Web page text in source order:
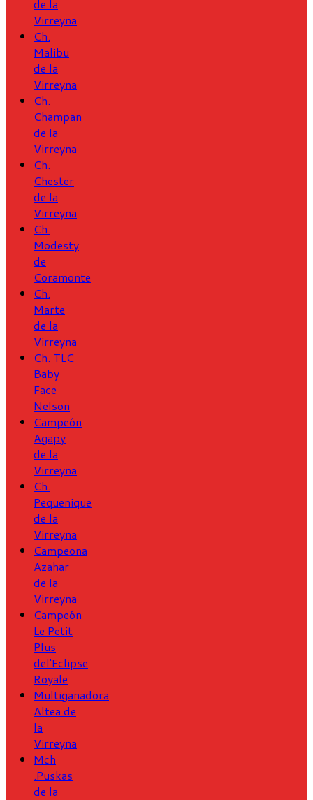
de la
Virreyna
Ch.
Malibu
de la
Virreyna
Ch.
Champan
de la
Virreyna
Ch.
Chester
de la
Virreyna
Ch.
Modesty
de
Coramonte
Ch.
Marte
de la
Virreyna
Ch. TLC
Baby
Face
Nelson
Campeón
Agapy
de la
Virreyna
Ch.
Pequenique
de la
Virreyna
Campeona
Azahar
de la
Virreyna
Campeón
Le Petit
Plus
del'Eclipse
Royale
Multiganadora
Altea de
la
Virreyna
Mch
.Puskas
de la